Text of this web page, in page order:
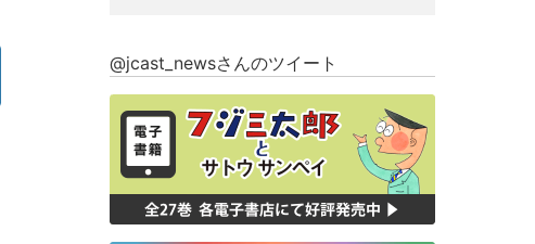
@jcast_newsさんのツイート